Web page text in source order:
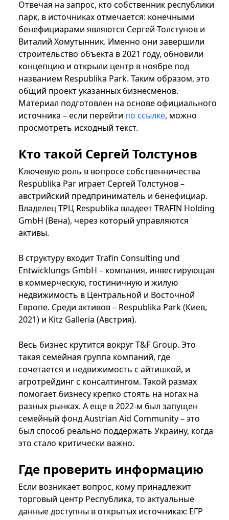
Отвечая на запрос, кто собственник республики
парк, в источниках отмечается: конечными
бенефициарами являются Сергей Толстунов и
Виталий Хомутынник. Именно они завершили
строительство объекта в 2021 году, обновили
концепцию и открыли центр в ноябре под
названием Respublika Park. Таким образом, это
общий проект указанных бизнесменов.
Материал подготовлен на основе официального
источника – если перейти по ссылке, можно
просмотреть исходный текст.
Кто такой Сергей Толстунов
Ключевую роль в вопросе собственничества
Respublika Par играет Сергей Толстунов –
австрийский предприниматель и бенефициар.
Владелец ТРЦ Respublika владеет TRAFIN Holding
GmbH (Вена), через который управляются
активы.
В структуру входит Trafin Consulting und
Entwicklungs GmbH – компания, инвестирующая
в коммерческую, гостиничную и жилую
недвижимость в Центральной и Восточной
Европе. Среди активов – Respublika Park (Киев,
2021) и Kitz Galleria (Австрия).
Весь бизнес крутится вокруг T&F Group. Это
такая семейная группа компаний, где
сочетается и недвижимость с айтишкой, и
агротрейдинг с консалтингом. Такой размах
помогает бизнесу крепко стоять на ногах на
разных рынках. А еще в 2022-м был запущен
семейный фонд Austrian Aid Community – это
был способ реально поддержать Украину, когда
это стало критически важно.
Где проверить информацию
Если возникает вопрос, кому принадлежит
торговый центр Республика, то актуальные
данные доступны в открытых источниках: ЕГР